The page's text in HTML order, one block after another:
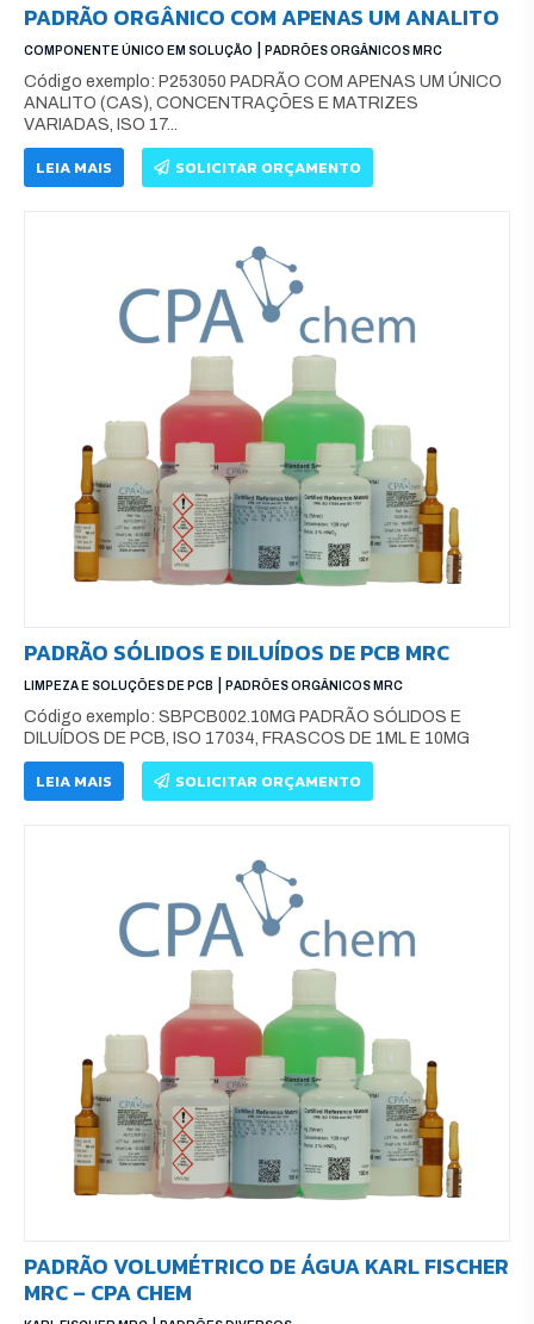
PADRÃO ORGÂNICO COM APENAS UM ANALITO
COMPONENTE ÚNICO EM SOLUÇÃO PADRÕES ORGÂNICOS MRC
Código exemplo: P253050 PADRÃO COM APENAS UM ÚNICO
ANALITO (CAS), CONCENTRAÇÕES E MATRIZES
VARIADAS, ISO 17...
LEIA MAIS SOLICITAR ORÇAMENTO
PADRÃO SÓLIDOS E DILUÍDOS DE PCB MRC
LIMPEZA E SOLUÇÕES DE PCB PADRÕES ORGÂNICOS MRC
Código exemplo: SBPCB002.10MG PADRÃO SÓLIDOS E
DILUÍDOS DE PCB, ISO 17034, FRASCOS DE 1ML E 10MG
LEIA MAIS SOLICITAR ORÇAMENTO
PADRÃO VOLUMÉTRICO DE ÁGUA KARL FISCHER
MRC – CPA CHEM